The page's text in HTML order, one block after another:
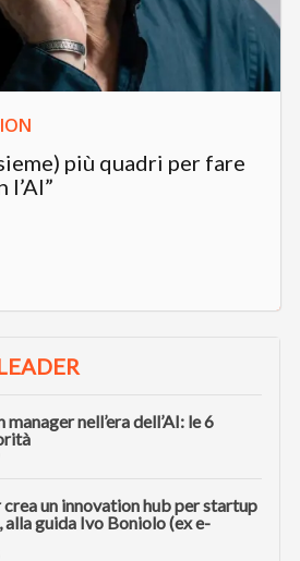
più quadri per fare
nell’era dell’AI: le 6
crea un innovation hub per startup
alla guida Ivo Boniolo (ex e-